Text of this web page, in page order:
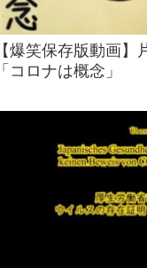
【爆笑保存版動画】
「コロナは概念」